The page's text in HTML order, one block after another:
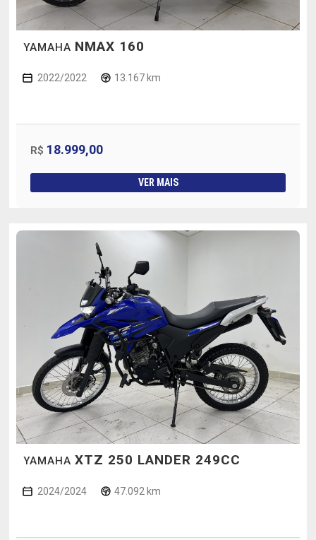
YAMAHA NMAX 160
2022/2022 13.167 km
R$ 18.999,00
VER MAIS
YAMAHA XTZ 250 LANDER 249CC
2024/2024 47.092 km